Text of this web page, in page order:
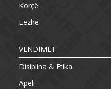
Korçë
Lezhë
VENDIMET
Disiplina & Etika
Apeli